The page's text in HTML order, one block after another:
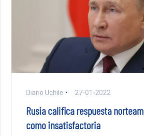
Diario Uchile 27-01-2022
Rusia califica respuesta
como insatisfactoria